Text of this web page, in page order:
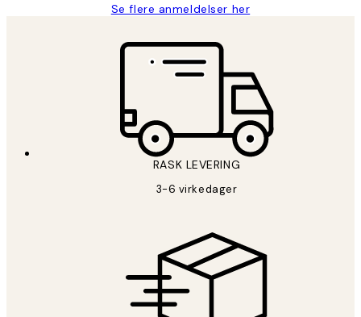
Se flere anmeldelser her
RASK LEVERING
3-6 virkedager